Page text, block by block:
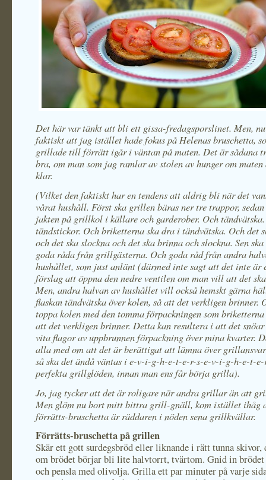
Det här var tänkt att bli ett gissa-fredagsporslinet. Men,
faktiskt att jag istället hade fokus på Helenas bruschetta,
grillade till förrätt igår i väntan på maten. Det är sådana
bra, om man som jag ramlar av stolen av hunger om
klar.
(Vilket den faktiskt har en tendens att aldrig bli när det
vårat hushåll. Först ska grillen bäras ner tre trappor,
jakten på grillkol i källare och garderober. Och
tändstickor. Och briketterna ska dra i tändvätska. Och det
och det ska slockna och det ska brinna och slockna. Sen
goda råda från grillgästerna. Och goda råd från andra
hushållet, som just anlänt (därmed inte sagt att det inte är
förslag att öppna den nedre ventilen om man vill att det
Men, andra halvan av hushållet vill också hemskt gärna
flaskan tändvätska över kolen, så att det verkligen brinner.
toppa kolen med den tomma förpackningen som
att det verkligen brinner. Detta kan resultera i att det
vita flagor av uppbrunnen förpackning över mina kvarter.
alla med om att det är berättigat att lämna över
så ska det ändå väntas i e-v-i-g-h-e-t-e-r-s-e-v-i-g-h-e-t-e-
perfekta grillglöden, innan man ens får börja grilla).
Jo, jag tycker att det är roligare när andra grillar än att
Men glöm nu bort mitt bittra grill-gnäll, kom istället ihåg
förrätts-bruschetta är räddaren i nöden sena grillkvällar.
Förrätts-bruschetta på grillen
Skär ett gott surdegsbröd eller liknande i rätt tunna skivor,
om brödet börjar bli lite halvtorrt, tvärtom. Gnid in
och pensla med olivolja. Grilla ett par minuter på varje